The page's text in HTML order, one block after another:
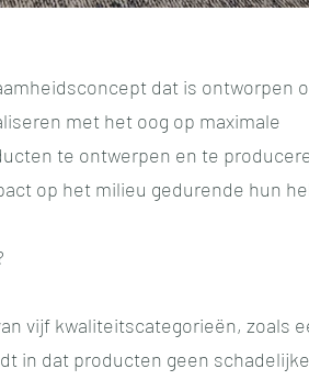
dat is ontworpen
met het oog op maximale
te ontwerpen en te
op het milieu gedurende hun
vijf kwaliteitscategorieën, zoals
in dat producten geen